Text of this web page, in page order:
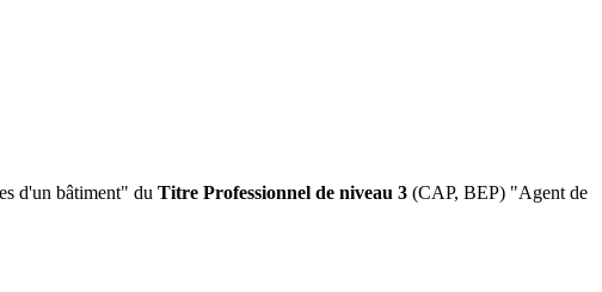
d'un bâtiment" du Titre Professionnel de niveau 3 (CAP, BEP) "Agent de